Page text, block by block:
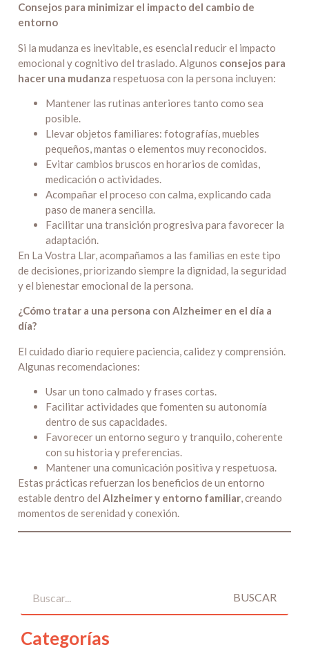
Consejos para minimizar el impacto del cambio de
entorno
Si la mudanza es inevitable, es esencial reducir el impacto
emocional y cognitivo del traslado. Algunos consejos para
hacer una mudanza respetuosa con la persona incluyen:
Mantener las rutinas anteriores tanto como sea
posible.
Llevar objetos familiares: fotografías, muebles
pequeños, mantas o elementos muy reconocidos.
Evitar cambios bruscos en horarios de comidas,
medicación o actividades.
Acompañar el proceso con calma, explicando cada
paso de manera sencilla.
Facilitar una transición progresiva para favorecer la
adaptación.
En La Vostra Llar, acompañamos a las familias en este tipo
de decisiones, priorizando siempre la dignidad, la seguridad
y el bienestar emocional de la persona.
¿Cómo tratar a una persona con Alzheimer en el día a
día?
El cuidado diario requiere paciencia, calidez y comprensión.
Algunas recomendaciones:
Usar un tono calmado y frases cortas.
Facilitar actividades que fomenten su autonomía
dentro de sus capacidades.
Favorecer un entorno seguro y tranquilo, coherente
con su historia y preferencias.
Mantener una comunicación positiva y respetuosa.
Estas prácticas refuerzan los beneficios de un entorno
estable dentro del Alzheimer y entorno familiar, creando
momentos de serenidad y conexión.
BUSCAR
Categorías